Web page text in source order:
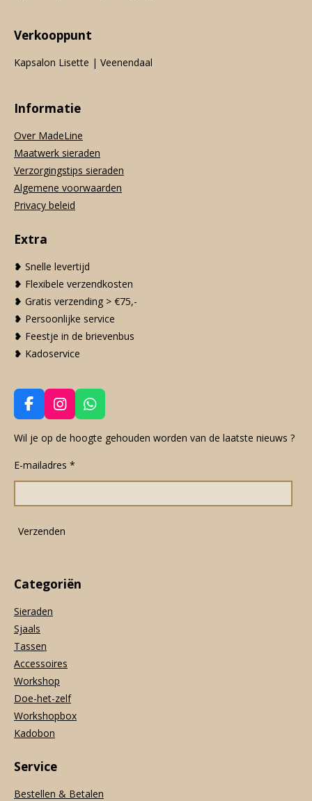
Verkooppunt
Kapsalon Lisette | Veenendaal
Informatie
Over MadeLine
Maatwerk sieraden
Verzorgingstips sieraden
Algemene voorwaarden
Privacy beleid
Extra
❥ Snelle levertijd
❥ Flexibele verzendkosten
❥ Gratis verzending > €75,-
❥ Persoonlijke service
❥ Feestje in de brievenbus
❥ Kadoservice
F
a
c
b
o
k
I
n
s
a
g
a
m
W
h
a
A
p
Wil je op de hoogte gehouden worden van de laatste nieuws ?
E-mailadres *
Verzenden
Categoriën
Sieraden
Sjaals
Tassen
Accessoires
Workshop
Doe-het-zelf
Workshopbox
Kadobon
Service
Bestellen & Betalen